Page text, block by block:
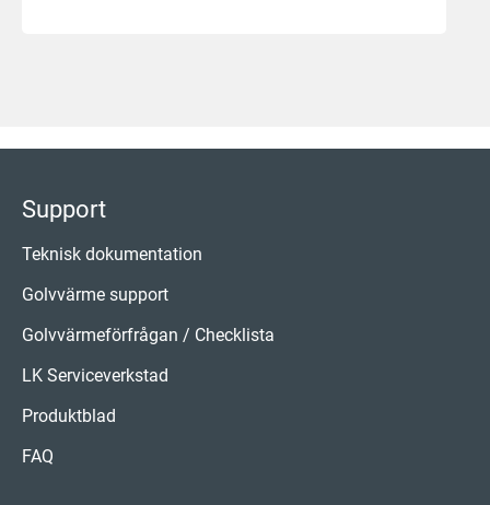
Support
Teknisk dokumentation
Golvvärme support
Golvvärmeförfrågan / Checklista
LK Serviceverkstad
Produktblad
FAQ